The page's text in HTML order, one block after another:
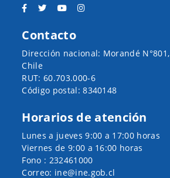
Contacto
Dirección nacional: Morandé
Chile
RUT: 60.703.000-6
Código postal: 8340148
Horarios de atención
Lunes a jueves 9:00 a 17:00 horas
Viernes de 9:00 a 16:00 horas
Fono : 232461000
Correo: ine@ine.gob.cl